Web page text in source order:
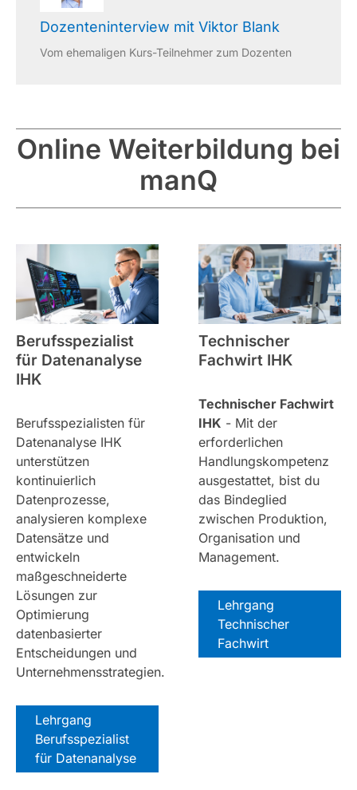
Dozenteninterview mit Viktor Blank
Vom ehemaligen Kurs-Teilnehmer zum Dozenten
Online Weiterbildung bei
manQ
Berufsspezialist
für Datenanalyse
IHK
Berufsspezialisten für
Datenanalyse IHK
unterstützen
kontinuierlich
Datenprozesse,
analysieren komplexe
Datensätze und
entwickeln
maßgeschneiderte
Lösungen zur
Optimierung
datenbasierter
Entscheidungen und
Unternehmensstrategien.
Lehrgang
Berufsspezialist
für Datenanalyse
Technischer
Fachwirt IHK
Technischer Fachwirt
IHK - Mit der
erforderlichen
Handlungskompetenz
ausgestattet, bist du
das Bindeglied
zwischen Produktion,
Organisation und
Management.
Lehrgang
Technischer
Fachwirt